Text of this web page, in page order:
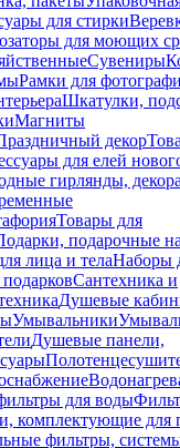
для стирки
для моющих
Сувениры
Рамки для
Шкатулки,
Магниты
декор
для елей
гирлянды,
Товары для
подарочные
лица и телаНаборы
Сантехника и
Душевые
Умывальники
Душевые панели,
для воды
комплектующие для
фильтры,